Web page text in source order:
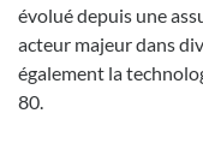
évolué depuis une
acteur majeur dans
également la
80.